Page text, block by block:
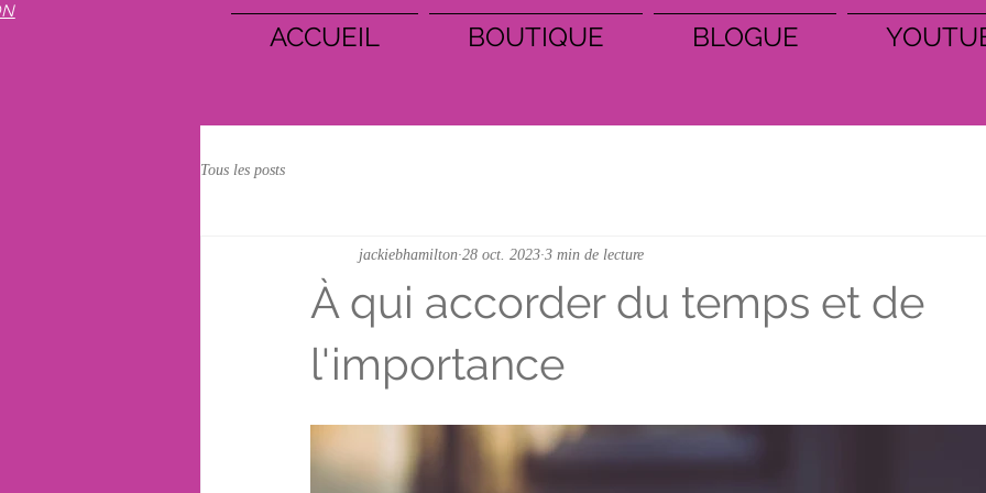
ACCUEIL BOUTIQUE BLOGUE
Tous les posts
À qui accorder du temps et de
l'importance
jackiebhamilton 28 oct. 2023 3 min de lecture